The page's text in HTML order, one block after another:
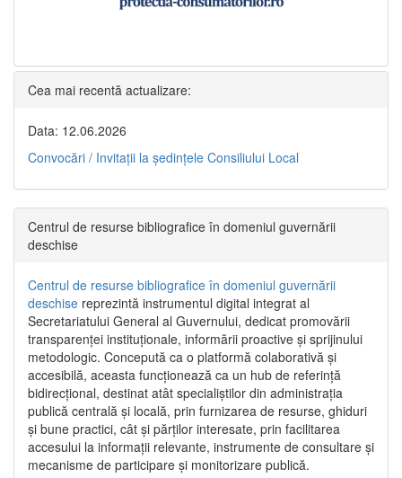
Cea mai recentă actualizare:
Data: 12.06.2026
Convocări / Invitaţii la şedinţele Consiliului Local
Centrul de resurse bibliografice în domeniul guvernării
deschise
Centrul de resurse bibliografice în domeniul guvernării
deschise reprezintă instrumentul digital integrat al
Secretariatului General al Guvernului, dedicat promovării
transparenței instituționale, informării proactive și sprijinului
metodologic. Concepută ca o platformă colaborativă și
accesibilă, aceasta funcționează ca un hub de referință
bidirecțional, destinat atât specialiștilor din administrația
publică centrală și locală, prin furnizarea de resurse, ghiduri
și bune practici, cât și părților interesate, prin facilitarea
accesului la informații relevante, instrumente de consultare și
mecanisme de participare și monitorizare publică.